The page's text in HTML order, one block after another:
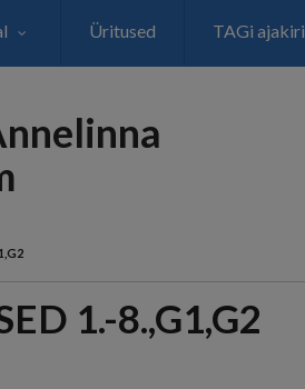
Üritused TAGi ajakiri
1.-8.,G1,G2